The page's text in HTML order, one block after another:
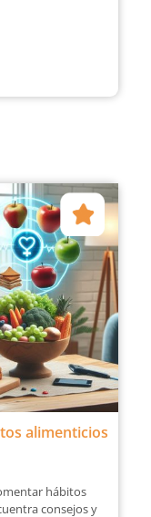
alimenticios
hábitos
consejos y